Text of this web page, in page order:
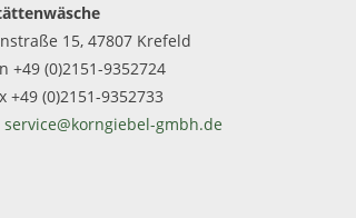
15, 47807 Krefeld
+49 (0)2151-9352724
+49 (0)2151-9352733
service@korngiebel-gmbh.de